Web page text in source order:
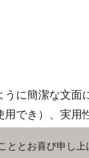
に簡潔な文
でき）、実用
とお喜び申し上